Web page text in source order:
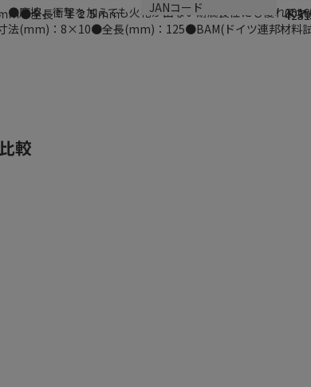
●摩擦、衝撃を加えても火花が出ない耐腐食性にも優れて
法(mm)：8×10●全長(mm)：125●BAM(ドイツ連邦材料
型番
ｍ●全長：１２５ｍｍ
材質
・ア
生産国
ドイ
JANコード
較